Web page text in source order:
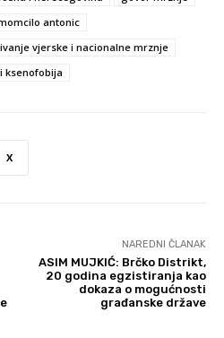
antonic
vjerske i nacionalne mrznje
ksenofobija
X
NAREDNI ČLANAK
ASIM MUJKIĆ: Brčko Distrikt,
20 godina egzistiranja kao
dokaza o mogućnosti
građanske države